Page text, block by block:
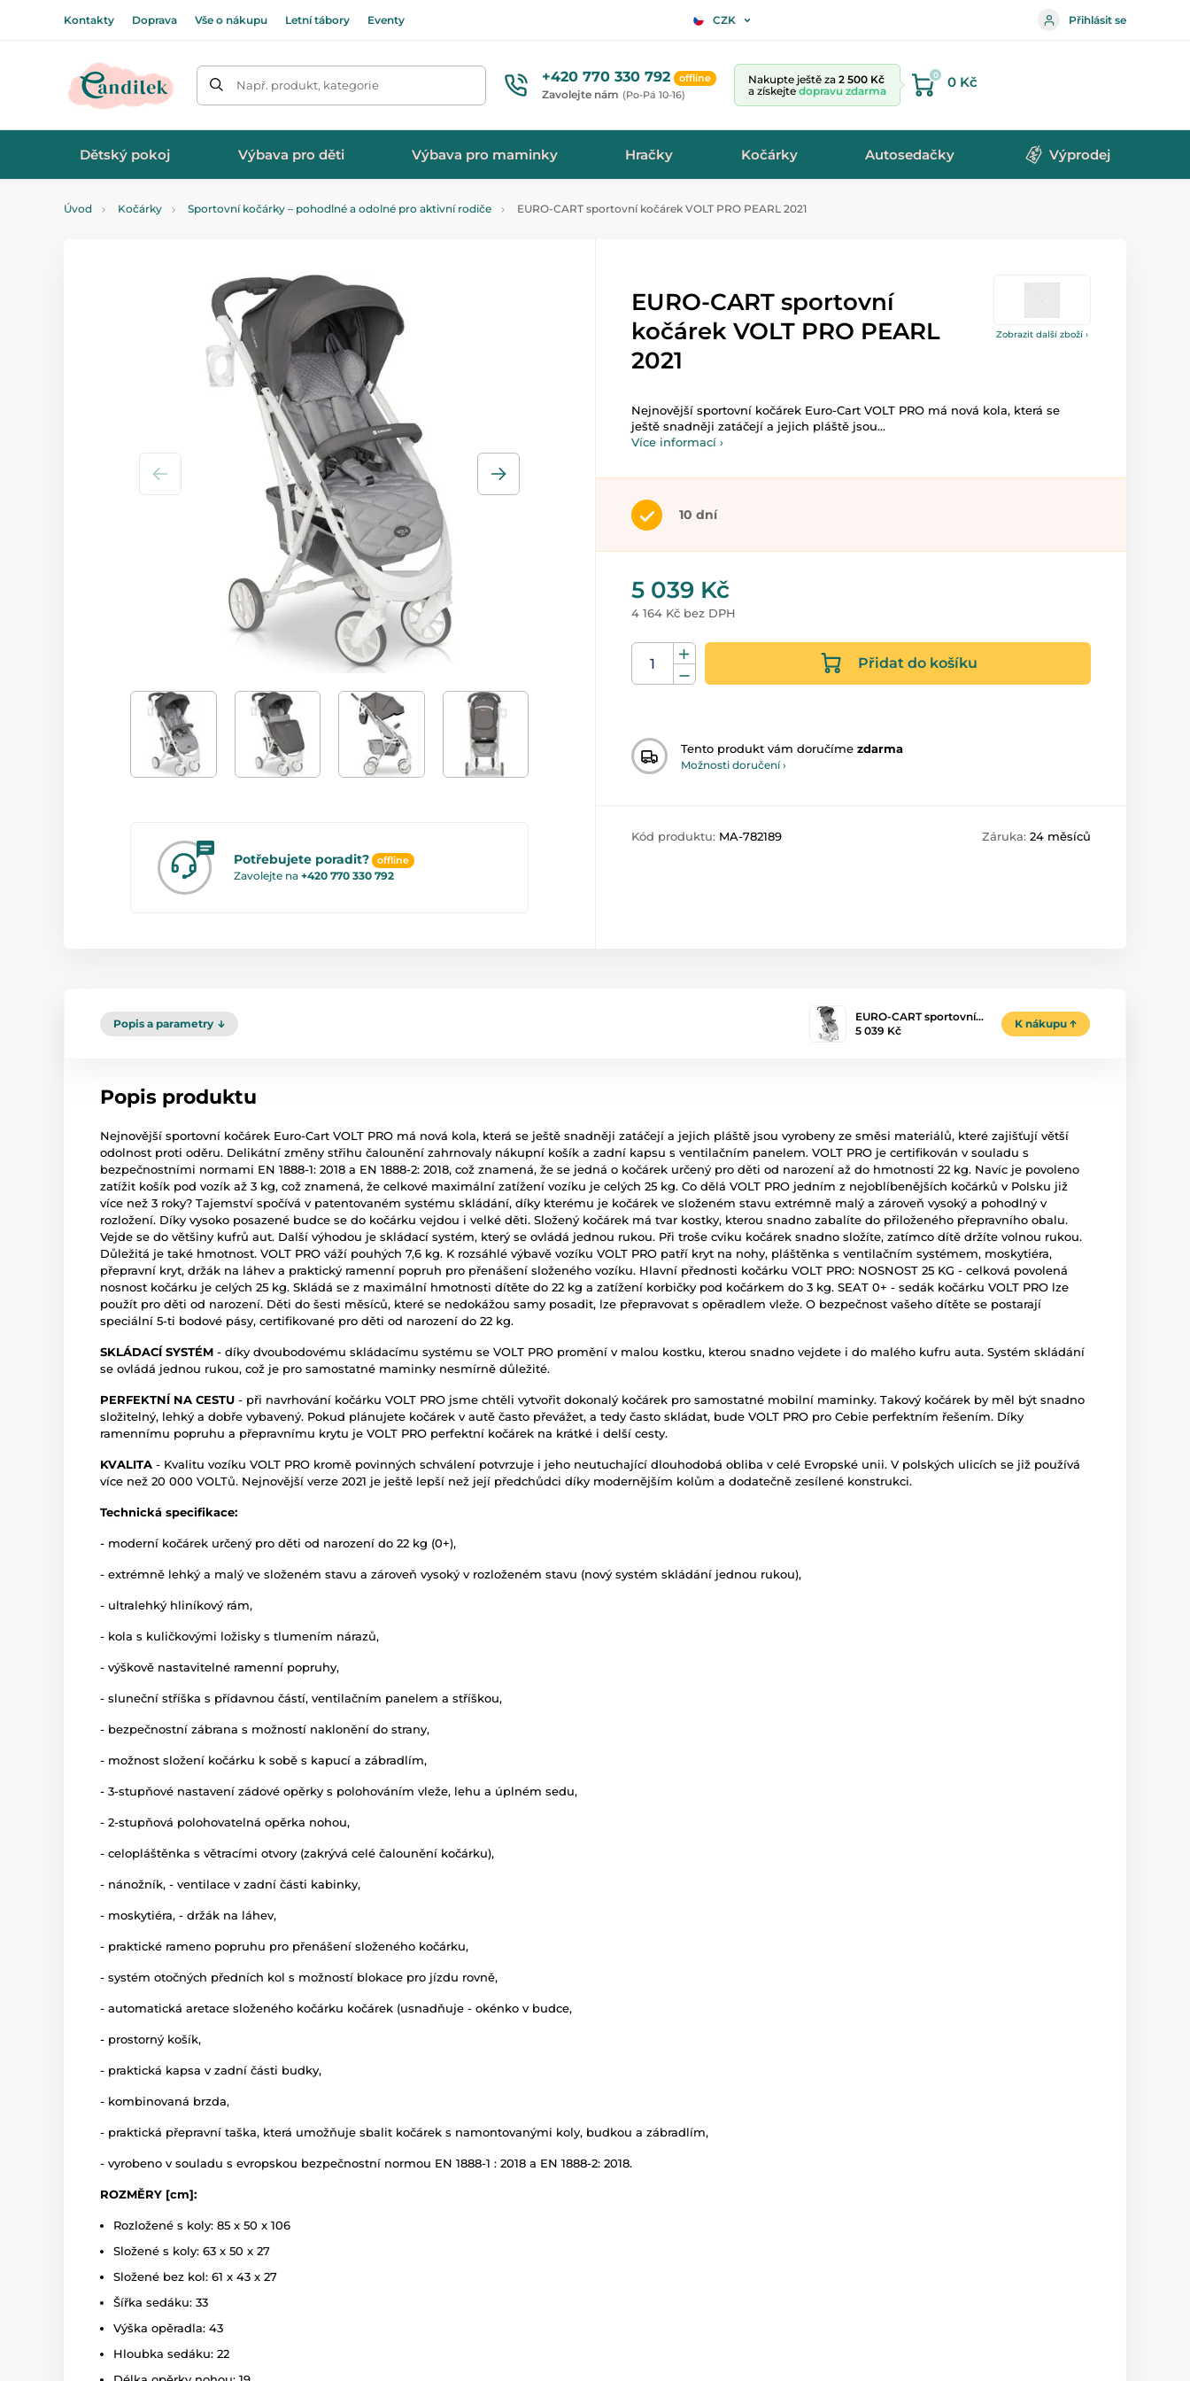
Kontakty Doprava Vše o nákupu Letní tábory Eventy CZK Přihlásit se
Např. produkt, kategorie +420 770 330 792 offline
Zavolejte nám (Po-Pá 10-16)
Nakupte ještě za 2 500 Kč
a získejte dopravu zdarma
0 0 Kč
Dětský pokoj Výbava pro děti Výbava pro maminky Hračky Kočárky Autosedačky Výprodej
Úvod Kočárky Sportovní kočárky – pohodlné a odolné pro aktivní rodiče EURO-CART sportovní kočárek VOLT PRO PEARL 2021
Zobrazit další zboží ›
Potřebujete poradit? offline
Zavolejte na +420 770 330 792
EURO-CART sportovní
kočárek VOLT PRO PEARL
2021
Nejnovější sportovní kočárek Euro-Cart VOLT PRO má nová kola, která se
ještě snadněji zatáčejí a jejich pláště jsou...
Více informací ›
10 dní
5 039 Kč
4 164 Kč bez DPH
Přidat do košíku
Tento produkt vám doručíme zdarma
Možnosti doručení ›
Kód produktu: MA-782189 Záruka: 24 měsíců
Popis a parametry
EURO-CART sportovní…
5 039 Kč
K nákupu
Popis produktu
Nejnovější sportovní kočárek Euro-Cart VOLT PRO má nová kola, která se ještě snadněji zatáčejí a jejich pláště jsou vyrobeny ze směsi materiálů, které zajišťují větší
odolnost proti oděru. Delikátní změny střihu čalounění zahrnovaly nákupní košík a zadní kapsu s ventilačním panelem. VOLT PRO je certifikován v souladu s
bezpečnostními normami EN 1888-1: 2018 a EN 1888-2: 2018, což znamená, že se jedná o kočárek určený pro děti od narození až do hmotnosti 22 kg. Navíc je povoleno
zatížit košík pod vozík až 3 kg, což znamená, že celkové maximální zatížení vozíku je celých 25 kg. Co dělá VOLT PRO jedním z nejoblíbenějších kočárků v Polsku již
více než 3 roky? Tajemství spočívá v patentovaném systému skládání, díky kterému je kočárek ve složeném stavu extrémně malý a zároveň vysoký a pohodlný v
rozložení. Díky vysoko posazené budce se do kočárku vejdou i velké děti. Složený kočárek má tvar kostky, kterou snadno zabalíte do přiloženého přepravního obalu.
Vejde se do většiny kufrů aut. Další výhodou je skládací systém, který se ovládá jednou rukou. Při troše cviku kočárek snadno složíte, zatímco dítě držíte volnou rukou.
Důležitá je také hmotnost. VOLT PRO váží pouhých 7,6 kg. K rozsáhlé výbavě vozíku VOLT PRO patří kryt na nohy, pláštěnka s ventilačním systémem, moskytiéra,
přepravní kryt, držák na láhev a praktický ramenní popruh pro přenášení složeného vozíku. Hlavní přednosti kočárku VOLT PRO: NOSNOST 25 KG - celková povolená
nosnost kočárku je celých 25 kg. Skládá se z maximální hmotnosti dítěte do 22 kg a zatížení korbičky pod kočárkem do 3 kg. SEAT 0+ - sedák kočárku VOLT PRO lze
použít pro děti od narození. Děti do šesti měsíců, které se nedokážou samy posadit, lze přepravovat s opěradlem vleže. O bezpečnost vašeho dítěte se postarají
speciální 5-ti bodové pásy, certifikované pro děti od narození do 22 kg.
SKLÁDACÍ SYSTÉM - díky dvoubodovému skládacímu systému se VOLT PRO promění v malou kostku, kterou snadno vejdete i do malého kufru auta. Systém skládání
se ovládá jednou rukou, což je pro samostatné maminky nesmírně důležité.
PERFEKTNÍ NA CESTU - při navrhování kočárku VOLT PRO jsme chtěli vytvořit dokonalý kočárek pro samostatné mobilní maminky. Takový kočárek by měl být snadno
složitelný, lehký a dobře vybavený. Pokud plánujete kočárek v autě často převážet, a tedy často skládat, bude VOLT PRO pro Cebie perfektním řešením. Díky
ramennímu popruhu a přepravnímu krytu je VOLT PRO perfektní kočárek na krátké i delší cesty.
KVALITA - Kvalitu vozíku VOLT PRO kromě povinných schválení potvrzuje i jeho neutuchající dlouhodobá obliba v celé Evropské unii. V polských ulicích se již používá
více než 20 000 VOLTů. Nejnovější verze 2021 je ještě lepší než její předchůdci díky modernějším kolům a dodatečně zesílené konstrukci.
Technická specifikace:
- moderní kočárek určený pro děti od narození do 22 kg (0+),
- extrémně lehký a malý ve složeném stavu a zároveň vysoký v rozloženém stavu (nový systém skládání jednou rukou),
- ultralehký hliníkový rám,
- kola s kuličkovými ložisky s tlumením nárazů,
- výškově nastavitelné ramenní popruhy,
- sluneční stříška s přídavnou částí, ventilačním panelem a stříškou,
- bezpečnostní zábrana s možností naklonění do strany,
- možnost složení kočárku k sobě s kapucí a zábradlím,
- 3-stupňové nastavení zádové opěrky s polohováním vleže, lehu a úplném sedu,
- 2-stupňová polohovatelná opěrka nohou,
- celopláštěnka s větracími otvory (zakrývá celé čalounění kočárku),
- nánožník, - ventilace v zadní části kabinky,
- moskytiéra, - držák na láhev,
- praktické rameno popruhu pro přenášení složeného kočárku,
- systém otočných předních kol s možností blokace pro jízdu rovně,
- automatická aretace složeného kočárku kočárek (usnadňuje - okénko v budce,
- prostorný košík,
- praktická kapsa v zadní části budky,
- kombinovaná brzda,
- praktická přepravní taška, která umožňuje sbalit kočárek s namontovanými koly, budkou a zábradlím,
- vyrobeno v souladu s evropskou bezpečnostní normou EN 1888-1 : 2018 a EN 1888-2: 2018.
ROZMĚRY [cm]:
Rozložené s koly: 85 x 50 x 106
Složené s koly: 63 x 50 x 27
Složené bez kol: 61 x 43 x 27
Šířka sedáku: 33
Výška opěradla: 43
Hloubka sedáku: 22